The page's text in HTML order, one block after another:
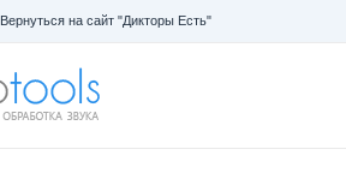
Вернуться на сайт "Дикторы Есть"